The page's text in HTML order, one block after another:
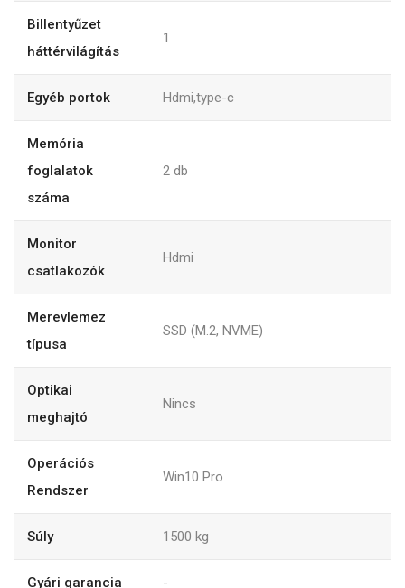
Billentyűzet
háttérvilágítás
1
Egyéb portok Hdmi,type-c
Memória
foglalatok
száma
2 db
Monitor
csatlakozók
Hdmi
Merevlemez
típusa
SSD (M.2, NVME)
Optikai
meghajtó
Nincs
Operációs
Rendszer
Win10 Pro
Súly 1500 kg
Gyári garancia -